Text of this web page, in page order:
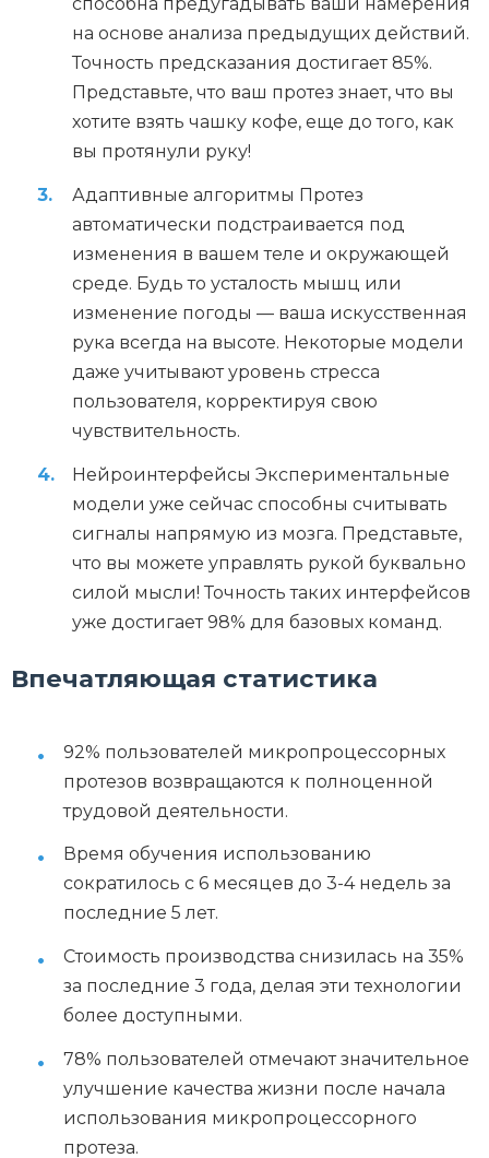
на основе анализа предыдущих действий.
Точность предсказания достигает 85%.
Представьте, что ваш протез знает, что вы
хотите взять чашку кофе, еще до того, как
вы протянули руку!
Адаптивные алгоритмы Протез
автоматически подстраивается под
изменения в вашем теле и окружающей
среде. Будь то усталость мышц или
изменение погоды — ваша искусственная
рука всегда на высоте. Некоторые модели
даже учитывают уровень стресса
пользователя, корректируя свою
чувствительность.
Нейроинтерфейсы Экспериментальные
модели уже сейчас способны считывать
сигналы напрямую из мозга. Представьте,
что вы можете управлять рукой буквально
силой мысли! Точность таких интерфейсов
уже достигает 98% для базовых команд.
Впечатляющая статистика
92% пользователей микропроцессорных
протезов возвращаются к полноценной
трудовой деятельности.
Время обучения использованию
сократилось с 6 месяцев до 3-4 недель за
последние 5 лет.
Стоимость производства снизилась на 35%
за последние 3 года, делая эти технологии
более доступными.
78% пользователей отмечают значительное
улучшение качества жизни после начала
использования микропроцессорного
протеза.